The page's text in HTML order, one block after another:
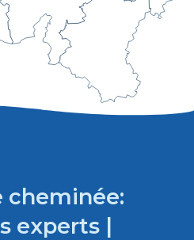
cheminée:
experts |